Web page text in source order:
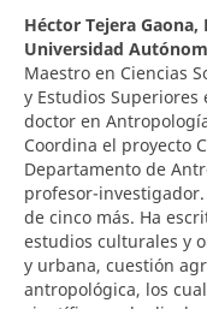
Héctor Tejera Gaona,
Universidad
Maestro en Ciencias
y Estudios Superiores
doctor en
Coordina el proyecto
Departamento de
profesor-
de cinco más. Ha
estudios culturales y
y urbana, cuestión
antropológica, los